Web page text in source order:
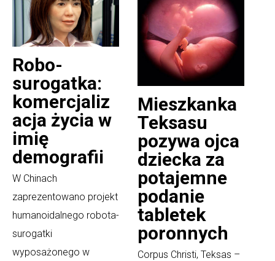
Robo-
surogatka:
komercjaliz
acja życia w
imię
demografii
W Chinach
zaprezentowano projekt
humanoidalnego robota-
surogatki
wyposażonego w
Mieszkanka
Teksasu
pozywa ojca
dziecka za
potajemne
podanie
tabletek
poronnych
Corpus Christi, Teksas –